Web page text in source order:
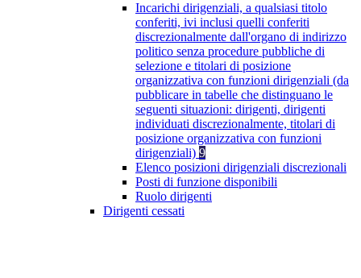
Incarichi dirigenziali, a qualsiasi titolo
conferiti, ivi inclusi quelli conferiti
discrezionalmente dall'organo di indirizzo
politico senza procedure pubbliche di
selezione e titolari di posizione
organizzativa con funzioni dirigenziali (da
pubblicare in tabelle che distinguano le
seguenti situazioni: dirigenti, dirigenti
individuati discrezionalmente, titolari di
posizione organizzativa con funzioni
dirigenziali) 9
Elenco posizioni dirigenziali discrezionali
Posti di funzione disponibili
Ruolo dirigenti
Dirigenti cessati